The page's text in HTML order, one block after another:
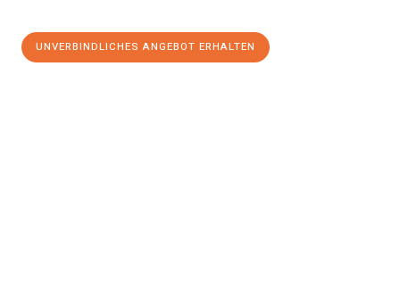
UNVERBINDLICHES ANGEBOT ERHALTEN